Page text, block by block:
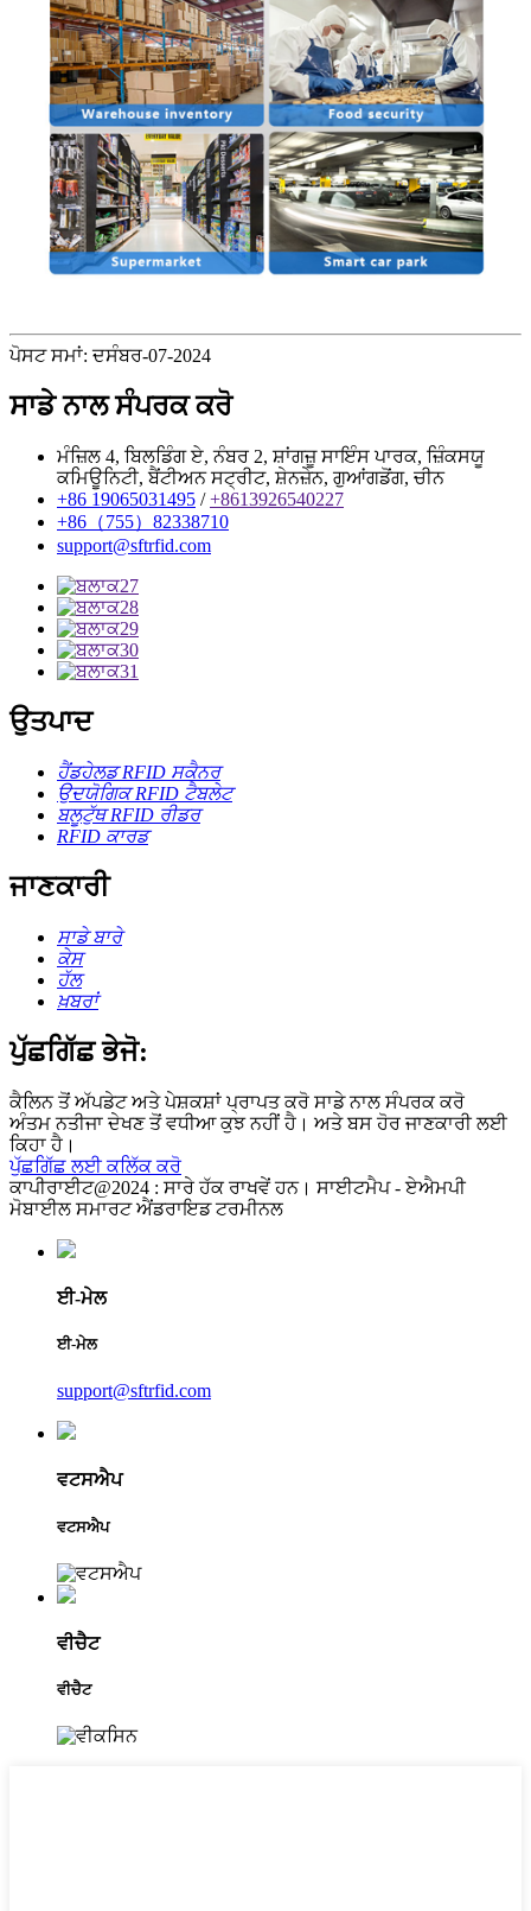
ਪੋਸਟ ਸਮਾਂ: ਦਸੰਬਰ-07-2024
ਸਾਡੇ ਨਾਲ ਸੰਪਰਕ ਕਰੋ
ਮੰਜ਼ਿਲ 4, ਬਿਲਡਿੰਗ ਏ, ਨੰਬਰ 2, ਸ਼ਾਂਗਜ਼ੂ ਸਾਇੰਸ ਪਾਰਕ, ​​ਜ਼ਿੰਕਸਯੂ
ਕਮਿਊਨਿਟੀ, ਬੈਂਟੀਅਨ ਸਟ੍ਰੀਟ, ਸ਼ੇਨਜ਼ੇਨ, ਗੁਆਂਗਡੋਂਗ, ਚੀਨ
+86 19065031495 /+8613926540227
+86（755）82338710
support@sftrfid.com
ਉਤਪਾਦ
ਹੈਂਡਹੇਲਡ RFID ਸਕੈਨਰ
ਉਦਯੋਗਿਕ RFID ਟੈਬਲੇਟ
ਬਲੂਟੁੱਥ RFID ਰੀਡਰ
RFID ਕਾਰਡ
ਜਾਣਕਾਰੀ
ਸਾਡੇ ਬਾਰੇ
ਕੇਸ
ਹੱਲ
ਖ਼ਬਰਾਂ
ਪੁੱਛਗਿੱਛ ਭੇਜੋ:
ਕੈਲਿਨ ਤੋਂ ਅੱਪਡੇਟ ਅਤੇ ਪੇਸ਼ਕਸ਼ਾਂ ਪ੍ਰਾਪਤ ਕਰੋ ਸਾਡੇ ਨਾਲ ਸੰਪਰਕ ਕਰੋ
ਅੰਤਮ ਨਤੀਜਾ ਦੇਖਣ ਤੋਂ ਵਧੀਆ ਕੁਝ ਨਹੀਂ ਹੈ। ਅਤੇ ਬਸ ਹੋਰ ਜਾਣਕਾਰੀ ਲਈ
ਕਿਹਾ ਹੈ।
ਪੁੱਛਗਿੱਛ ਲਈ ਕਲਿੱਕ ਕਰੋ
ਕਾਪੀਰਾਈਟ@2024 : ਸਾਰੇ ਹੱਕ ਰਾਖਵੇਂ ਹਨ। ਸਾਈਟਮੈਪ - ਏਐਮਪੀ
ਮੋਬਾਈਲ ਸਮਾਰਟ ਐਂਡਰਾਇਡ ਟਰਮੀਨਲ
ਈ-ਮੇਲ
ਈ-ਮੇਲ
support@sftrfid.com
ਵਟਸਐਪ
ਵਟਸਐਪ
ਵੀਚੈਟ
ਵੀਚੈਟ